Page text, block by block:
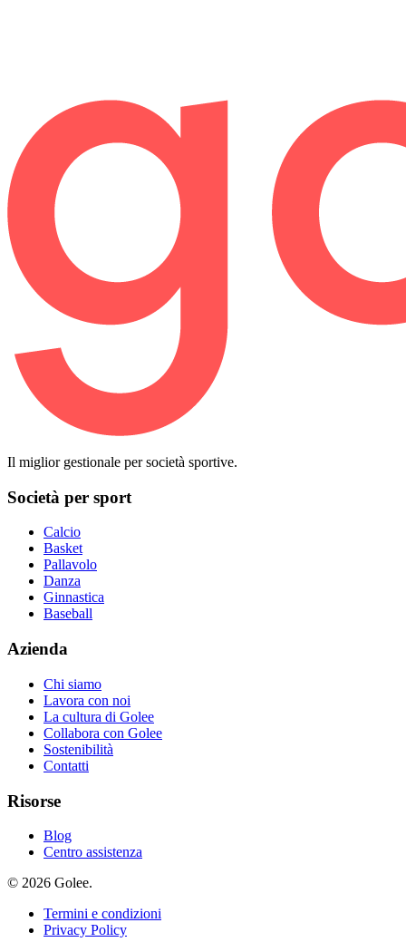
Il miglior gestionale per società sportive.
Società per sport
Calcio
Basket
Pallavolo
Danza
Ginnastica
Baseball
Azienda
Chi siamo
Lavora con noi
La cultura di Golee
Collabora con Golee
Sostenibilità
Contatti
Risorse
Blog
Centro assistenza
© 2026 Golee.
Termini e condizioni
Privacy Policy